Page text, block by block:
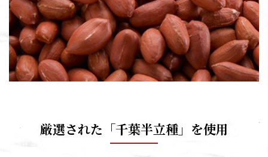
厳選された「千葉半立種」を使用